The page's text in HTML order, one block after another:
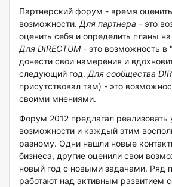
Партнерский форум - время
возможности. Для партнера - это
оценить себя и определить планы
Для DIRECTUM- это возможность
донести свои намерения и
следующий год. Для сообщества
присутствовал там) - это
своими мнениями.
Форум 2012 предлагал реализовать
возможности и каждый этим
разному. Одни нашли новые
бизнеса, другие оценили свои
новый год с новыми задачами. Ряд
работают над активным развитием